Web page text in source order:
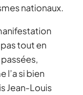
nationaux.
tout en
l’a si bien
Jean-Louis